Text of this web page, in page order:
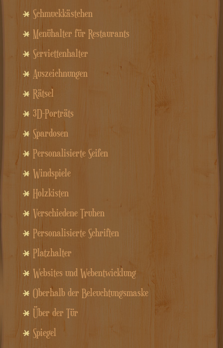
Schmuckkästchen
Menühalter für Restaurants
Serviettenhalter
Auszeichnungen
Rätsel
3D-Porträts
Spardosen
Personalisierte Seifen
Windspiele
Holzkisten
Verschiedene Truhen
Personalisierte Schriften
Platzhalter
Websites und Webentwicklung
Oberhalb der Beleuchtungsmaske
Über der Tür
Spiegel